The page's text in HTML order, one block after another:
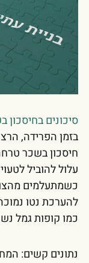
סיכונים בחיסכון
בזמן הפרידה,
חיסכון בשכר
עלול להוביל
כשמתעלמים
כמו קופות גמל
נתונים קשים: